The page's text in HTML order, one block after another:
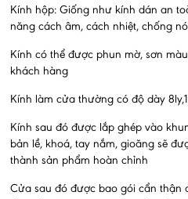
Kính hộp: Giống như kính dán an
năng cách âm, cách nhiệt, chống
Kính có thể được phun mờ, sơn
khách hàng
Kính làm cửa thường có độ dày
Kính sau đó được lắp ghép vào
bản lề, khoá, tay nắm, gioăng sẽ
thành sản phẩm hoàn chỉnh
Cửa sau đó được bao gói cẩn thận